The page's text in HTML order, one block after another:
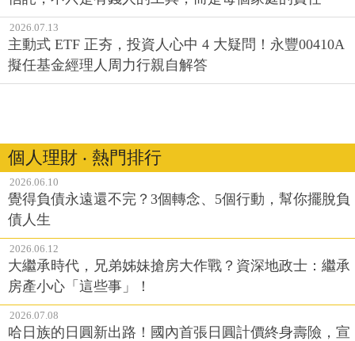
2026.07.13
主動式 ETF 正夯，投資人心中 4 大疑問！永豐00410A
擬任基金經理人周力行親自解答
個人理財 ‧ 熱門排行
2026.06.10
覺得負債永遠還不完？3個轉念、5個行動，幫你擺脫負
債人生
2026.06.12
大繼承時代，兄弟姊妹搶房大作戰？資深地政士：繼承
房產小心「這些事」！
2026.07.08
哈日族的日圓新出路！國內首張日圓計價終身壽險，宣